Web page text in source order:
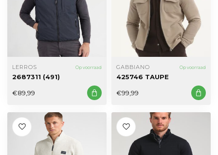
LERROS Op voorraad
2687311 (491)
€89,99
GABBIANO Op voorraad
425746 TAUPE
€99,99